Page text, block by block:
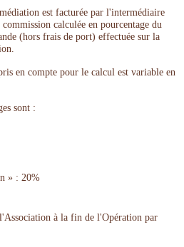
est facturée par l'intermédiaire
calculée en pourcentage du
(hors frais de port) effectuée sur la
en compte pour le calcul est variable en
sont :
» : 20%
à la fin de l'Opération par